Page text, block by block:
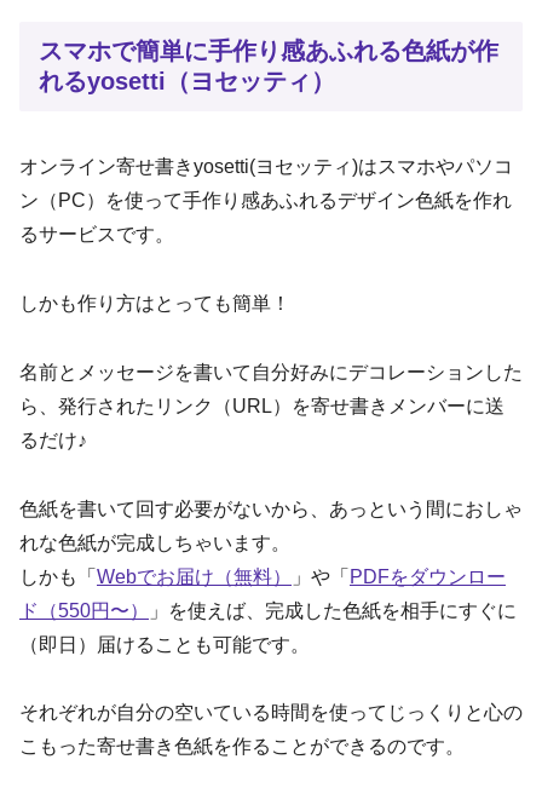
スマホで簡単に手作り感あふれる色紙が作
れるyosetti（ヨセッティ）
オンライン寄せ書きyosetti(ヨセッティ)はスマホやパソコ
ン（PC）を使って手作り感あふれるデザイン色紙を作れ
るサービスです。
しかも作り方はとっても簡単！
名前とメッセージを書いて自分好みにデコレーションした
ら、発行されたリンク（URL）を寄せ書きメンバーに送
るだけ♪
色紙を書いて回す必要がないから、あっという間におしゃ
れな色紙が完成しちゃいます。
しかも「 Webでお届け（無料） 」や「 PDFをダウンロー
ド（550円〜）
」を使えば、完成した色紙を相手にすぐに
（即日）届けることも可能です。
それぞれが自分の空いている時間を使ってじっくりと心の
こもった寄せ書き色紙を作ることができるのです。